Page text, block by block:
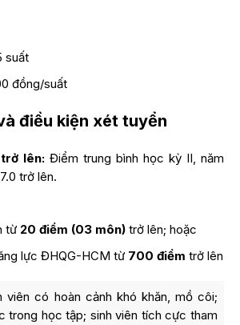
suất
đồng/suất
điều kiện xét tuyển
lên: Điểm trung bình học kỳ II, năm
trở lên.
từ 20 điểm (03 môn) trở lên; hoặc
lực ĐHQG-HCM từ 700 điểm trở lên
viên có hoàn cảnh khó khăn, mồ côi;
trong học tập; sinh viên tích cực tham